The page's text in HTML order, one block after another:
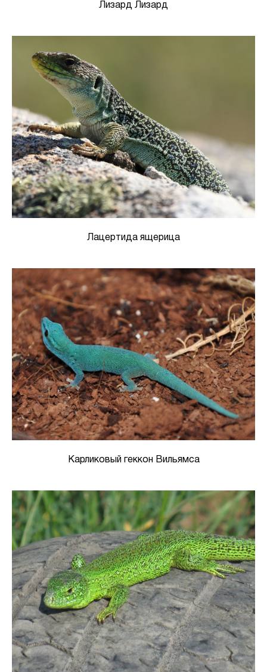
Лизард Лизард
Лацертида ящерица
Карликовый геккон Вильямса